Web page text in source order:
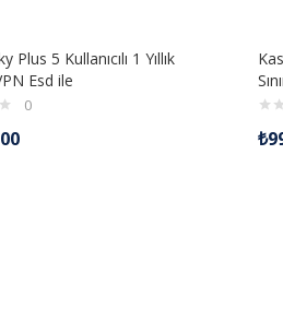
Plus 5 Kullanıcılı 1 Yıllık
Esd ile
0
₺